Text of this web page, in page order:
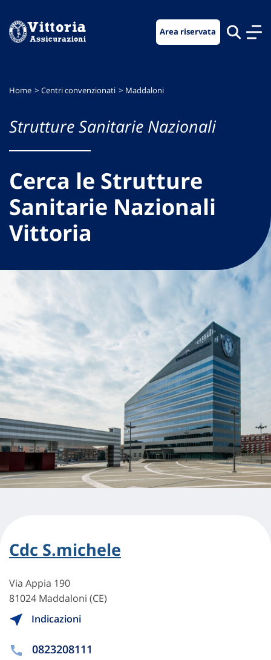
menu
contenuto
footer
Area riservata
Home Centri convenzionati Maddaloni
Strutture Sanitarie Nazionali
Cerca le Strutture
Sanitarie Nazionali
Vittoria
Cdc S.michele
Via Appia 190
81024 Maddaloni (CE)
Indicazioni
0823208111